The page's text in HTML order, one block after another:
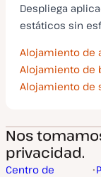
Despliega
estáticos sin
Alojamiento de
Alojamiento de
Alojamiento de
Nos
privacidad.
Centro de